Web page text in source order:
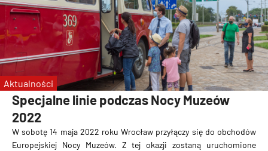
Specjalne linie podczas Nocy Muzeów
2022
W sobotę 14 maja 2022 roku Wrocław przyłączy się do obchodów
Europejskiej Nocy Muzeów. Z tej okazji zostaną uruchomione
Aktualności